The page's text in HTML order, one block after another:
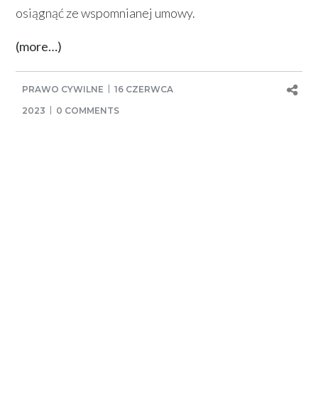
osiągnąć ze wspomnianej umowy.
(more…)
PRAWO CYWILNE
16 CZERWCA
2023
0 COMMENTS